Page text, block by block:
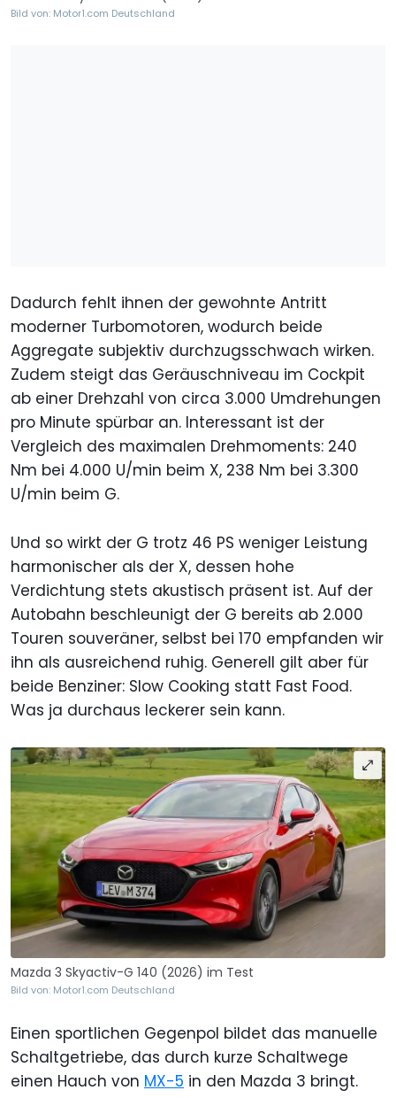
Bild von: Motor1.com Deutschland
Dadurch fehlt ihnen der gewohnte Antritt
moderner Turbomotoren, wodurch beide
Aggregate subjektiv durchzugsschwach wirken.
Zudem steigt das Geräuschniveau im Cockpit
ab einer Drehzahl von circa 3.000 Umdrehungen
pro Minute spürbar an. Interessant ist der
Vergleich des maximalen Drehmoments: 240
Nm bei 4.000 U/min beim X, 238 Nm bei 3.300
U/min beim G.
Und so wirkt der G trotz 46 PS weniger Leistung
harmonischer als der X, dessen hohe
Verdichtung stets akustisch präsent ist. Auf der
Autobahn beschleunigt der G bereits ab 2.000
Touren souveräner, selbst bei 170 empfanden wir
ihn als ausreichend ruhig. Generell gilt aber für
beide Benziner: Slow Cooking statt Fast Food.
Was ja durchaus leckerer sein kann.
Mazda 3 Skyactiv-G 140 (2026) im Test
Bild von: Motor1.com Deutschland
Einen sportlichen Gegenpol bildet das manuelle
Schaltgetriebe, das durch kurze Schaltwege
einen Hauch von MX-5 in den Mazda 3 bringt.